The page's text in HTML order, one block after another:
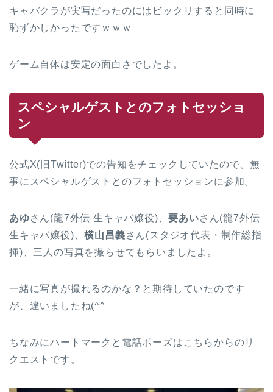
キャバクラが実写だったのにはビックリすると同時に
恥ずかしかったですｗｗｗ
ゲーム自体は安定の面白さでしたよ。
スペシャルゲストとのフォトセッショ
ン
公式X(旧Twitter)での告知をチェックしていたので、無
事にスペシャルゲストとのフォトセッションに参加。
あゆさん(龍7外伝 生キャバ嬢役)、要あいさん(龍7外伝
生キャバ嬢役)、横山昌義さん(スタジオ代表・制作総指
揮)、三人の写真を撮らせてもらいましたよ。
一緒に写真が撮れるのかな？と期待していたのです
が、違いましたね(^^ゞ
ちなみにハートマークと電話ポーズはこちらからのリ
クエストです。